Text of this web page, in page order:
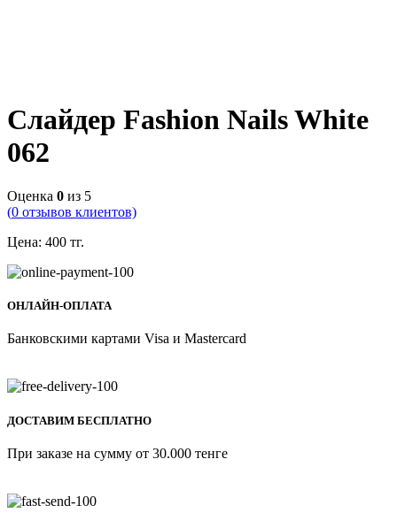
Слайдер Fashion Nails White
062
Оценка 0 из 5
(0 отзывов клиентов)
Цена: 400 тг.
ОНЛАЙН-ОПЛАТА
Банковскими картами Visa и Mastercard
ДОСТАВИМ БЕСПЛАТНО
При заказе на сумму от 30.000 тенге